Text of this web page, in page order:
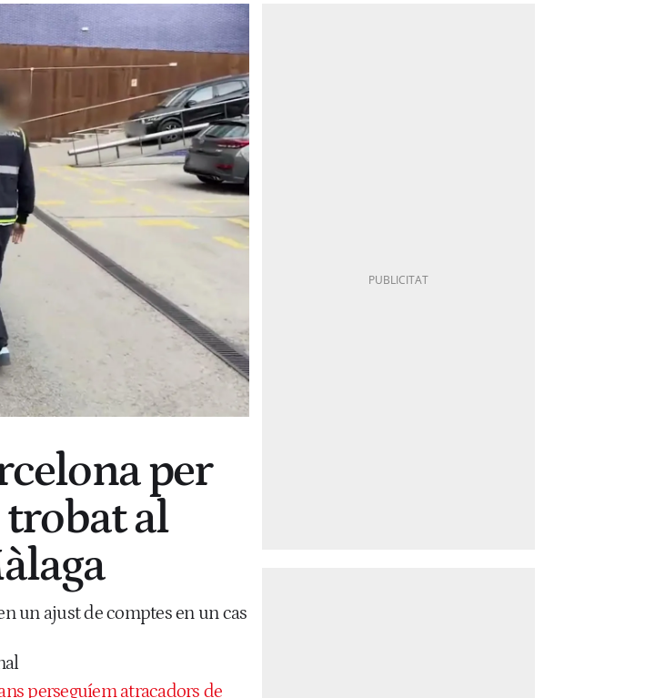
per
trobat al
un ajust de comptes en un cas
perseguíem atracadors de